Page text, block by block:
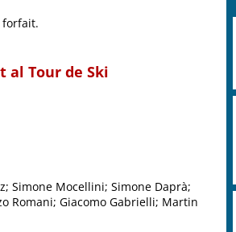
forfait.
al Tour de Ski
Simone Mocellini; Simone Daprà;
Romani; Giacomo Gabrielli; Martin